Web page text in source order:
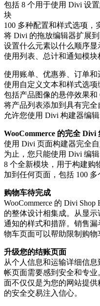
包括 8 个用于使用 Divi 设
块
100 多种配置和样式选项，
将 Divi 的拖放编辑器扩展
设置什么元素以什么顺序显
使用列表、总计和通知模
使用账单、优惠券、订单
使用自定义文本和样式选
包括产品图像的悬停效果和
将产品列表添加到具有完
允许您使用 Divi 构建器编
WooCommerce 的完全 Divi
使用 Divi 页面构建器完全
为止，您只能使用 Divi 编
8 个全新模块，用于构建购
加到任何页面，包括 100 多
购物车待完成
WooCommerce 的 Divi
的整体设计相集成。从显
通知的样式和措辞。销售
物车页面可以帮助限制购物
升级您的结账页面
从个人信息和运输详细信
帐页面需要感到安全和专业
面不仅仅是为您的网站提
的安全交易注入信心。